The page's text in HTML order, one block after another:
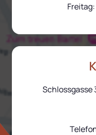
Schlossgasse